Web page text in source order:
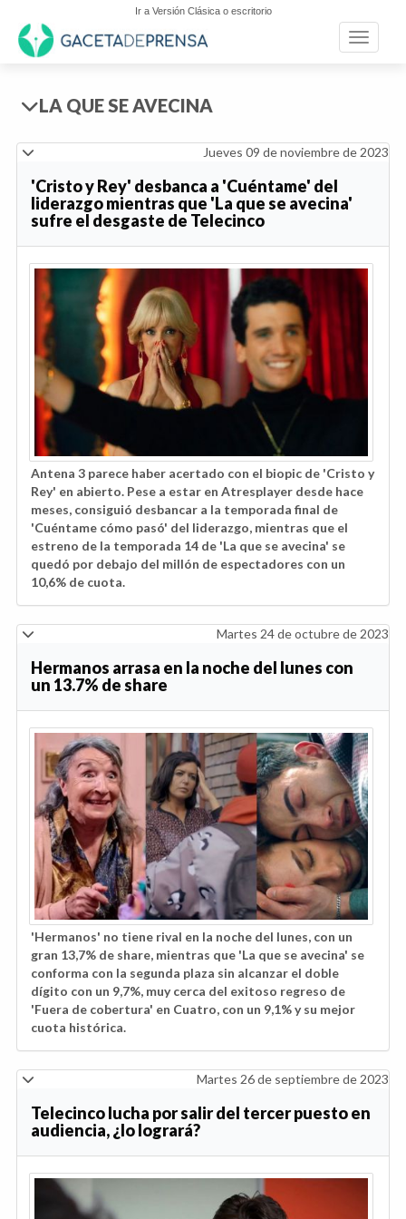
Ir a Versión Clásica o escritorio
Toggle
LA QUE SE AVECINA
Jueves 09 de noviembre de 2023
'Cristo y Rey' desbanca a 'Cuéntame' del
liderazgo mientras que 'La que se avecina'
sufre el desgaste de Telecinco
Antena 3 parece haber acertado con el biopic de 'Cristo y
Rey' en abierto. Pese a estar en Atresplayer desde hace
meses, consiguió desbancar a la temporada final de
'Cuéntame cómo pasó' del liderazgo, mientras que el
estreno de la temporada 14 de 'La que se avecina' se
quedó por debajo del millón de espectadores con un
10,6% de cuota.
Martes 24 de octubre de 2023
Hermanos arrasa en la noche del lunes con
un 13.7% de share
'Hermanos' no tiene rival en la noche del lunes, con un
gran 13,7% de share, mientras que 'La que se avecina' se
conforma con la segunda plaza sin alcanzar el doble
dígito con un 9,7%, muy cerca del exitoso regreso de
'Fuera de cobertura' en Cuatro, con un 9,1% y su mejor
cuota histórica.
Martes 26 de septiembre de 2023
Telecinco lucha por salir del tercer puesto en
audiencia, ¿lo logrará?